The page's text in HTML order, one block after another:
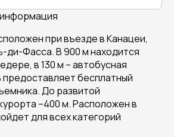
при въезде в Канацеи,
ди-Фасса. В 900 м находится
в 130 м – автобусная
бесплатный
До развитой
–400 м. Расположен в
для всех категорий